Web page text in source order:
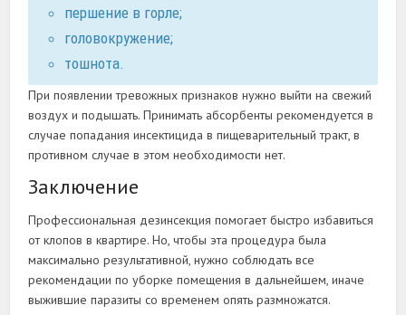
першение в горле;
головокружение;
тошнота.
При появлении тревожных признаков нужно выйти на свежий
воздух и подышать. Принимать абсорбенты рекомендуется в
случае попадания инсектицида в пищеварительный тракт, в
противном случае в этом необходимости нет.
Заключение
Профессиональная дезинсекция помогает быстро избавиться
от клопов в квартире. Но, чтобы эта процедура была
максимально результативной, нужно соблюдать все
рекомендации по уборке помещения в дальнейшем, иначе
выжившие паразиты со временем опять размножатся.